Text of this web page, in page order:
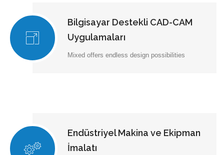
Bilgisayar Destekli CAD-CAM
Uygulamaları
Mixed offers endless design possibilities
Endüstriyel Makina ve Ekipman
İmalatı